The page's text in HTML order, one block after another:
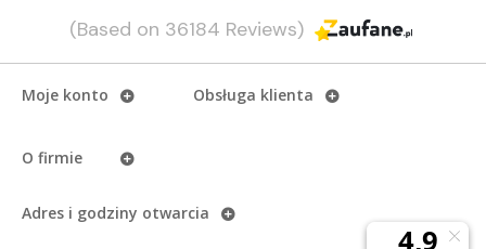
(Based on 36184 Reviews)
Moje konto
O firmie
Obsługa klienta
Adres i godziny otwarcia